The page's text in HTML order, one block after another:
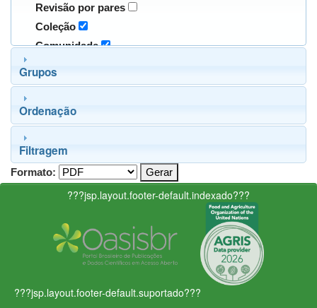
Revisão por pares
Coleção
Comunidade
Grupos
Ordenação
Filtragem
Formato:
???jsp.layout.footer-default.indexado???
???jsp.layout.footer-default.suportado???